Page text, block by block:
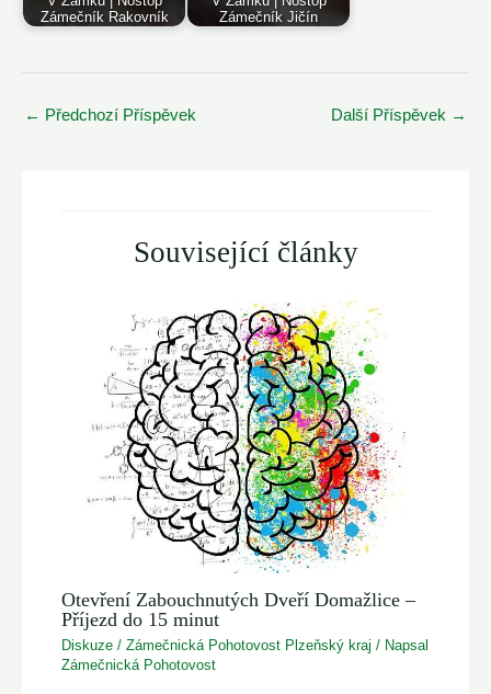
Zámečník Rakovník
Zámečník Jičín
Post
← Předchozí Příspěvek Další Příspěvek →
Související články
Otevření Zabouchnutých Dveří Domažlice –
Příjezd do 15 minut
Diskuze /Zámečnická Pohotovost Plzeňský kraj / Napsal
Zámečnická Pohotovost